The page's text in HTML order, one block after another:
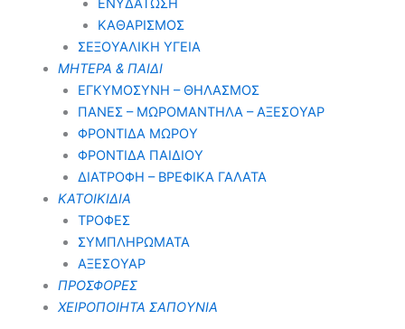
ΕΝΥΔΑΤΩΣΗ
ΚΑΘΑΡΙΣΜΟΣ
ΣΕΞΟΥΑΛΙΚΗ ΥΓΕΙΑ
ΜΗΤΕΡΑ & ΠΑΙΔΙ
ΕΓΚΥΜΟΣΥΝΗ – ΘΗΛΑΣΜΟΣ
ΠΑΝΕΣ – ΜΩΡΟΜΑΝΤΗΛΑ – ΑΞΕΣΟΥΑΡ
ΦΡΟΝΤΙΔΑ ΜΩΡΟΥ
ΦΡΟΝΤΙΔΑ ΠΑΙΔΙΟΥ
ΔΙΑΤΡΟΦΗ – ΒΡΕΦΙΚΑ ΓΑΛΑΤΑ
ΚΑΤΟΙΚΙΔΙΑ
ΤΡΟΦΕΣ
ΣΥΜΠΛΗΡΩΜΑΤΑ
ΑΞΕΣΟΥΑΡ
ΠΡΟΣΦΟΡΕΣ
ΧΕΙΡΟΠΟΙΗΤΑ ΣΑΠΟΥΝΙΑ